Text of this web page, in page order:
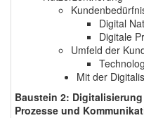
Digital
Digitale
Umfeld der
Mit der
Baustein 2:
Prozesse und